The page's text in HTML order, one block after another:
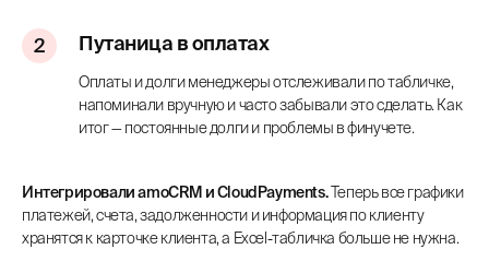
Путаница в оплатах
Оплаты и долги менеджеры отслеживали по табличке,
напоминали вручную и часто забывали это сделать. Как
итог — постоянные долги и проблемы в финучете.
Интегрировали amoCRM и CloudPayments.Теперь все графики
платежей, счета, задолженности и информация по клиенту
хранятся к карточке клиента, а Excel-табличка больше не нужна.